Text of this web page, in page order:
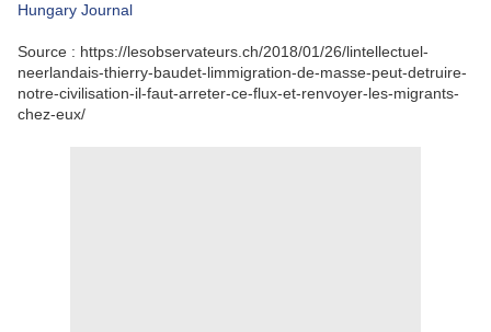
Hungary Journal
Source : https://lesobservateurs.ch/2018/01/26/lintellectuel-
neerlandais-thierry-baudet-limmigration-de-masse-peut-detruire-
notre-civilisation-il-faut-arreter-ce-flux-et-renvoyer-les-migrants-
chez-eux/